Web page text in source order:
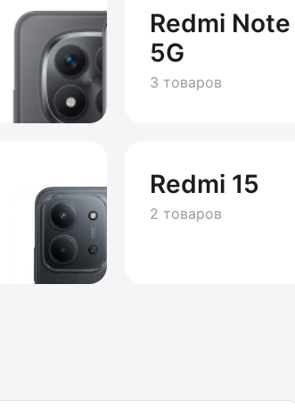
Redmi Note
5G
3 товаров
Redmi 15
2 товаров